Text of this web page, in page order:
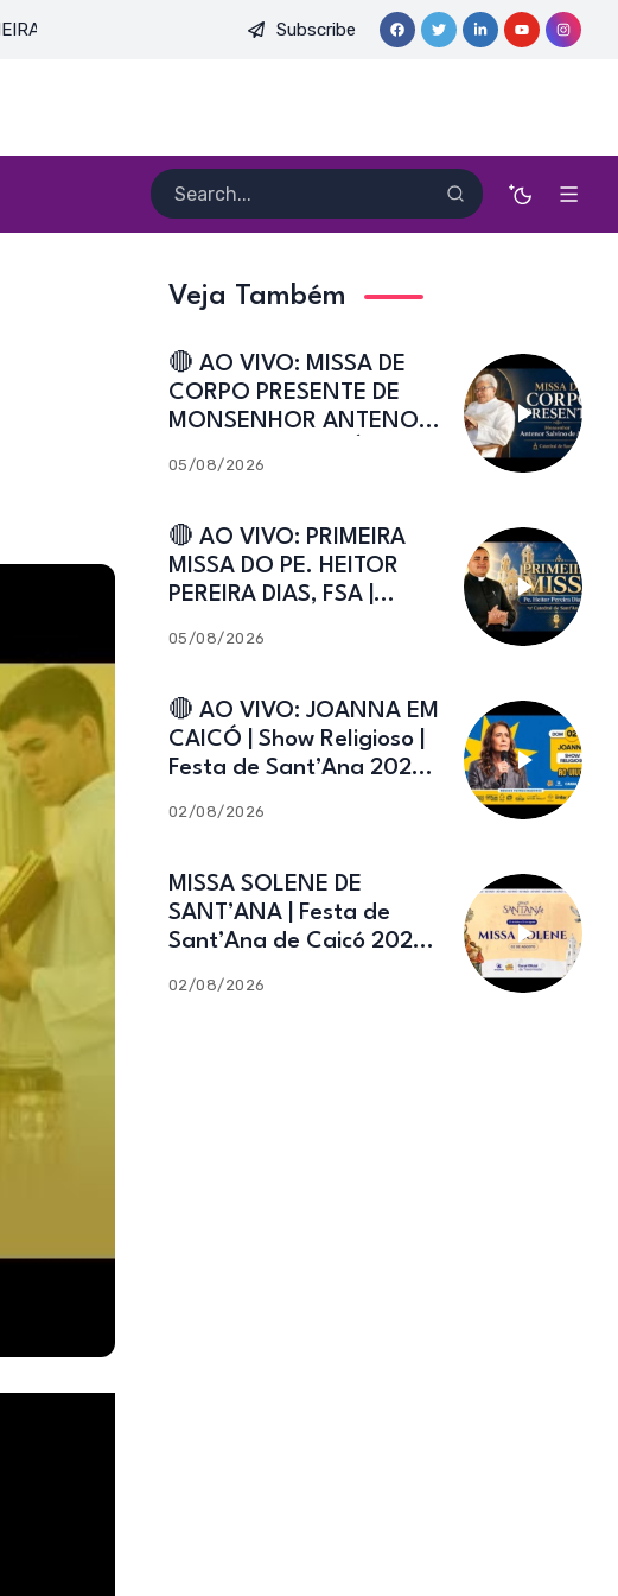
DO PE. HEITOR PEREIRA DIAS, FSA | Catedral de Sant’Ana | Caicó-RN
Subscribe
Veja Também
🔴 AO VIVO: MISSA DE
CORPO PRESENTE DE
MONSENHOR ANTENOR
Catedral de Sant’Ana
05/08/2026
🔴 AO VIVO: PRIMEIRA
MISSA DO PE. HEITOR
PEREIRA DIAS, FSA |
Caicó-RN
05/08/2026
🔴 AO VIVO: JOANNA EM
CAICÓ | Show Religioso |
Festa de Sant’Ana 2026 |
02/08/2026
MISSA SOLENE DE
SANT’ANA | Festa de
Sant’Ana de Caicó 2026 |
02/08/2026